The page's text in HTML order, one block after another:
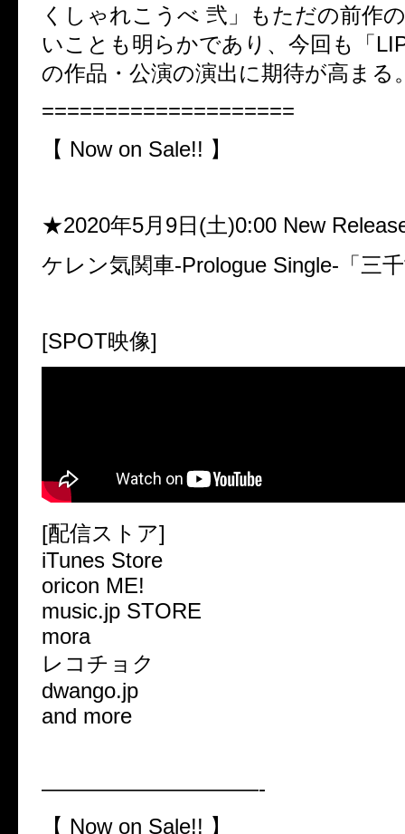
くしゃれこうべ 弐」もただの前作
いことも明らかであり、今回も「
の作品・公演の演出に期待が高まる
====================
【 Now on Sale!! 】
★2020年5月9日(土)0:00 New
ケレン気関車-Prologue Single-「三
[SPOT映像]
[配信ストア]
iTunes Store
oricon ME!
music.jp STORE
mora
レコチョク
dwango.jp
and more
——————————-
【 Now on Sale!! 】